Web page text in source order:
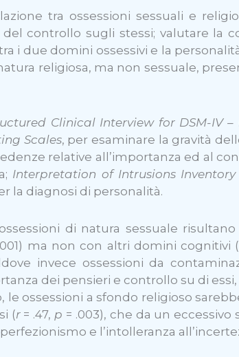
tra ossessioni sessuali e
controllo sugli stessi; valutare la
i due domini ossessivi e la
religiosa, ma non sessuale,
Clinical Interview for DSM-IV –
Scales, per esaminare la gravità
relative all’importanza ed al
Interpretation of Intrusions Inventory
la diagnosi di personalità.
di natura sessuale
ma non con altri domini cognitivi
invece ossessioni da
dei pensieri e controllo su di essi,
ossessioni a sfondo religioso
(r= .47, p = .003), che da un
e l’intolleranza